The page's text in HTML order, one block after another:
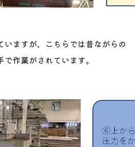
ますが、こちらでは昔ながらの
作業がされています。